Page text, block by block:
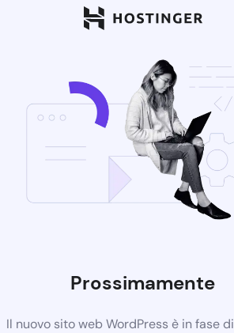
Prossimamente
Il nuovo sito web WordPress è in fase di